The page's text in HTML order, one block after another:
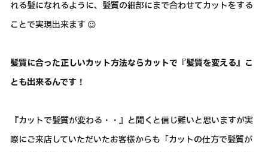
れる髪になれるように、髪質の細部にまで合わせてカットをする
ことで実現出来ます 😉
髪質に合った正しいカット方法ならカットで『髪質を変える』こ
とも出来るんです！
『カットで髪質が変わる・・』と聞くと信じ難いと思いますが実
際にご来店していただいたお客様からも「カットの仕方で髪質が